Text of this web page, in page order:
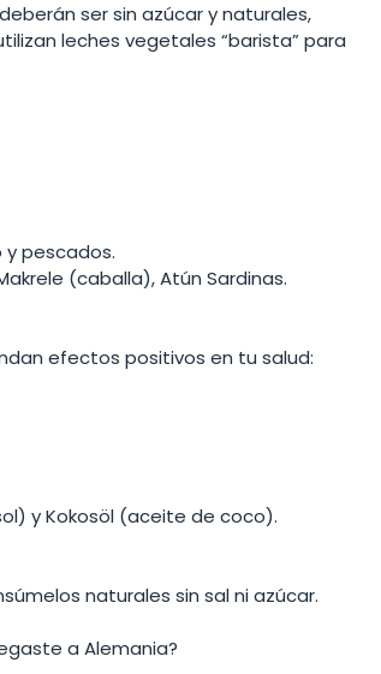
ser sin azúcar y naturales,
leches vegetales “barista” para
y pescados.
(caballa), Atún Sardinas.
efectos positivos en tu salud:
y Kokosöl (aceite de coco).
naturales sin sal ni azúcar.
a Alemania?